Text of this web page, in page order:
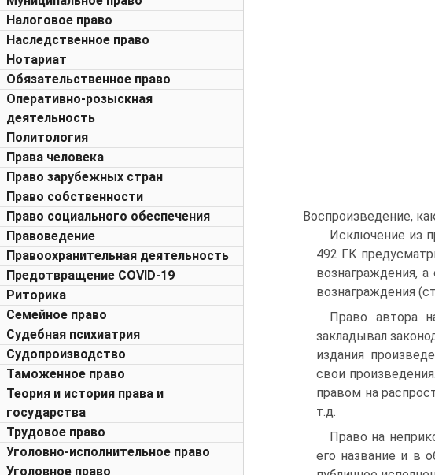
Налоговое право
Наследственное право
Нотариат
Обязательственное право
Оперативно-розыскная
деятельность
Политология
Права человека
Право зарубежных стран
Право собственности
Право социального обеспечения
Правоведение
Правоохранительная деятельность
Предотвращение COVID-19
Риторика
Семейное право
Судебная психиатрия
Судопроизводство
Таможенное право
Теория и история права и
государства
Трудовое право
Уголовно-исполнительное право
Уголовное право
Воспроизведение,
Исключение из
492 ГК
вознаграждения,
вознаграждения
Право автора
закладывал
издания
свои
правом на
т.д.
Право на
его название и в